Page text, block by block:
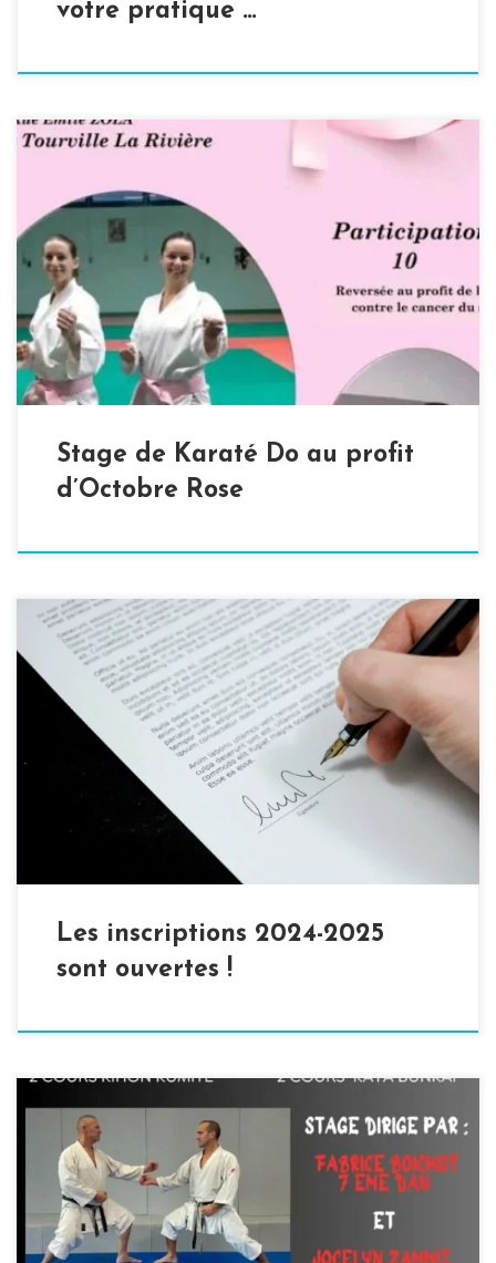
votre pratique …
Cette année, l’ALTR organise un stage de Karaté Do au
profit d’Octobre Rose. Les bénéfices seront donc reversés
à la lutte contre le cancer du sein.
Stage de Karaté Do au profit
d’Octobre Rose
Cap sur la rentrée ! C’est le moment de reprendre le
rythme des écoles et des nouvelles saisons sportives. Il
est temps de se préparer, de repasser son kimono et de
réaliser son inscription en ligne. Pour cela, il vous suffit
de remplir le formulaire de pré inscription 2024-2025
disponible […]
Les inscriptions 2024-2025
sont ouvertes !
Après le succès du premier stage de 2024 sous la
direction de Jean-Pierre LAVORATO, l’ALTR et l’AKCR ont
le plaisir de vous annoncer l’organisation d’un nouveau
stage de Karaté Do Shotokan pour le mois de mars 2024.
Un stage co-dirigé par Fabrice BOICHOT et Jocelyn